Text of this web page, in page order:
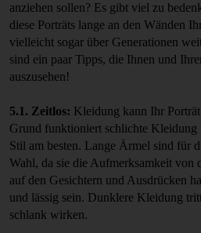
anziehen sollen? Es gibt viel zu
diese Porträts lange an den Wänden
vielleicht sogar über Generationen
sind ein paar Tipps, die Ihnen und
auszusehen!
5.1. Zeitlos: Kleidung kann Ihr
Grund funktioniert schlichte Kleidung
Stil am besten. Lange Ärmel sind für
Wahl, da sie die Aufmerksamkeit von
auf den Gesichtern und Ausdrücken
und lässig sein. Dunklere Kleidung
schlank wirken.